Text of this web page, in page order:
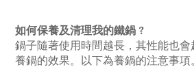
如何保養及清理我的鐵鍋 ?
鍋子隨著使用時間越長，其性能也
養鍋的效果。以下為養鍋的注意事項。